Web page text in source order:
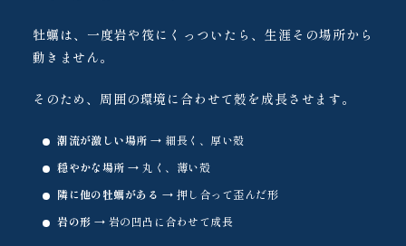
牡蠣は、一度岩や筏にくっついたら、生涯その場所から
動きません。
そのため、周囲の環境に合わせて殻を成長させます。
潮流が激しい場所 → 細長く、厚い殻
穏やかな場所 → 丸く、薄い殻
隣に他の牡蠣がある → 押し合って歪んだ形
岩の形 → 岩の凹凸に合わせて成長